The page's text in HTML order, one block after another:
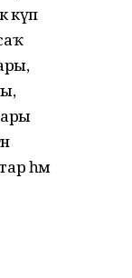
күп
һәм